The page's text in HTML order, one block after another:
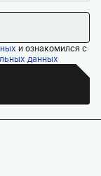
и ознакомился с
данных